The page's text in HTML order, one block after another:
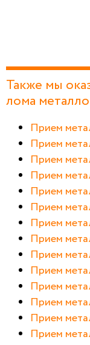
Также мы
лома
Прием
Прием
Прием
Прием
Прием
Прием
Прием
Прием
Прием
Прием
Прием
Прием
Прием
Прием